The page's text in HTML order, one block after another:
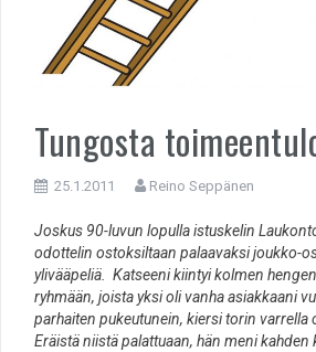
Tungosta
25.1.2011 Reino Seppänen
Joskus 90-luvun lopulla istuskelin
odottelin ostoksiltaan palaavaksi joukko-
ylivääpeliä. Katseeni kiintyi kolmen
ryhmään, joista yksi oli vanha asiakkaani
parhaiten pukeutunein, kiersi torin varrella
Eräistä niistä palattuaan, hän meni kahden